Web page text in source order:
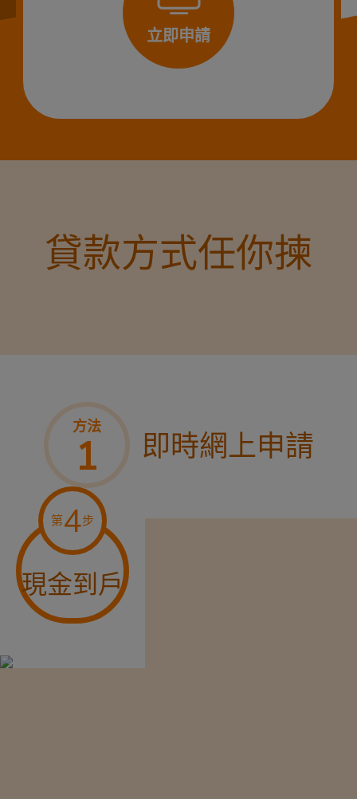
立即申請
貸款方式任你揀
方法
1 即時網上申請
現金到戶
第4步